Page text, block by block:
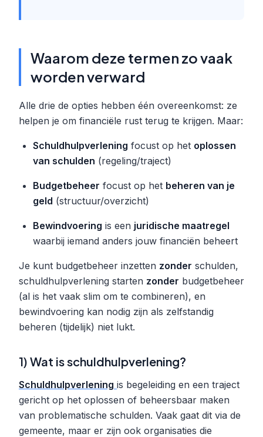
Waarom deze termen zo vaak
worden verward
Alle drie de opties hebben één overeenkomst: ze
helpen je om financiële rust terug te krijgen. Maar:
Schuldhulpverlening focust op het oplossen
van schulden (regeling/traject)
Budgetbeheer focust op het beheren van je
geld (structuur/overzicht)
Bewindvoering is een juridische maatregel
waarbij iemand anders jouw financiën beheert
Je kunt budgetbeheer inzetten zonder schulden,
schuldhulpverlening starten zonder budgetbeheer
(al is het vaak slim om te combineren), en
bewindvoering kan nodig zijn als zelfstandig
beheren (tijdelijk) niet lukt.
1) Wat is schuldhulpverlening?
Schuldhulpverlening is begeleiding en een traject
gericht op het oplossen of beheersbaar maken
van problematische schulden. Vaak gaat dit via de
gemeente, maar er zijn ook organisaties die